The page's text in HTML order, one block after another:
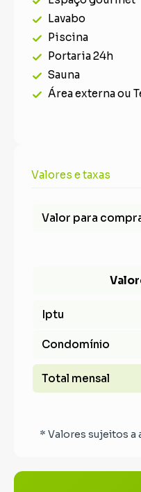
Lavabo
Piscina
Portaria 24h
Sauna
Área externa ou
Valores e taxas
Valor para
Iptu
Condomínio
Total mensal
* Valores sujeitos a